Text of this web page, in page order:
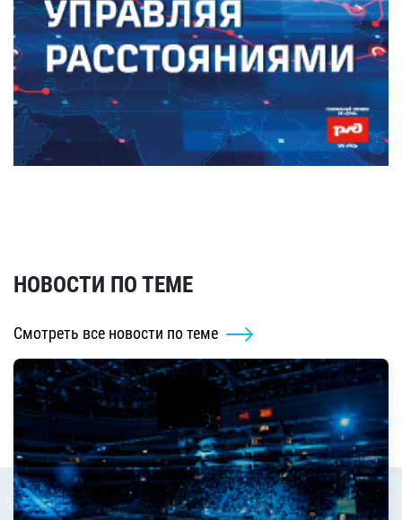
НОВОСТИ ПО ТЕМЕ
Смотреть все новости по теме